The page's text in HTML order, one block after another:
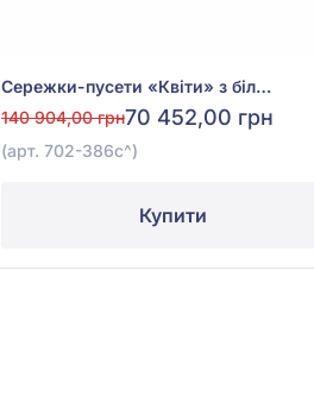
Сережки-пусети «Квіти» з білого золота 585° з синім сапфіром 0,44ct та діамантом 0,33ct, арт. 702-386с
140 904,00 грн70 452,00 грн
(арт. 702-386с^)
Купити